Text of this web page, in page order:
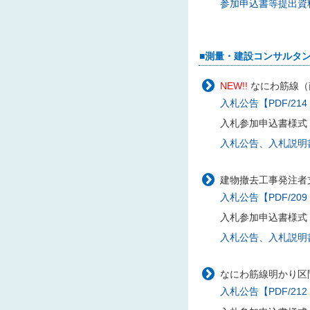
参加申込書等提出
■測量・建設コンサルタ
NEW!! なにわ筋線
入札公告【PDF/214
入札参加申込書様式
入札公告、入札説
建物撤去工事発注
入札公告【PDF/209
入札参加申込書様式
入札公告、入札説
なにわ筋線明かり
入札公告【PDF/212